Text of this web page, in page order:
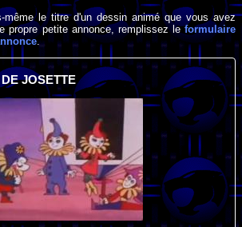
même le titre d'un dessin animé que vous avez
propre petite annonce, remplissez leformulaire
.
JOSETTE